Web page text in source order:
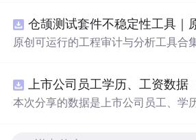
新领域的AI+数智化解决方案，推动
智能化发展。
原创可运行的工程审计与分析工具合
VG 报告、1080×720 运行效果图、
MIT License 与原创授权声明。零第三
上市公司员工学历、工资数据
本次分享的数据是上市公司员工、学